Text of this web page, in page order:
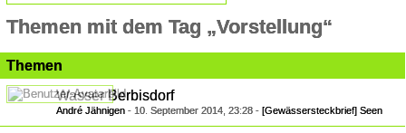
Themen mit dem Tag „Vorstellung“
Themen
Wasser Berbisdorf
André Jähnigen - 10. September 2014, 23:28 - [Gewässersteckbrief] Seen